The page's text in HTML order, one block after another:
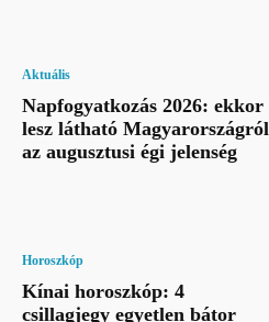
Aktuális
Napfogyatkozás 2026: ekkor
lesz látható Magyarországról
az augusztusi égi jelenség
Horoszkóp
Kínai horoszkóp: 4
csillagjegy egyetlen bátor